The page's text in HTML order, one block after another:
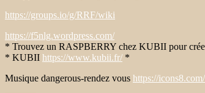
https://groups.io/g/RRF/wiki
https://f5nlg.wordpress.com/
* Trouvez un RASPBERRY chez KUBII pour
* KUBII https://www.kubii.fr/ *
Musique dangerous-rendez vous https://